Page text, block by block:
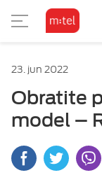
KAKO DO
O MTEL
O MTEL
O M:SAT
GLEDAJ I
O MTEL
O MTEL
POČETNA
Vijesti
Osnovni
23. jun 2022
Obratite
model –